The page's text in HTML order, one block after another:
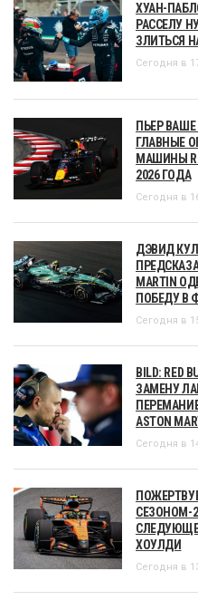
ХУАН-
РАССЕЛУ
ЗЛИТЬСЯ
Сегодня в
ПЬЕР
ГЛАВНЫЕ
МАШИНЫ
2026 ГОДА
Сегодня в
ДЭВИД
MARTIN
ПОБЕДУ В
Сегодня в
BILD: RED
ЗАМЕНУ
ASTON
Сегодня в
СЕЗОНОМ-
ХОУЛДИ
Сегодня в